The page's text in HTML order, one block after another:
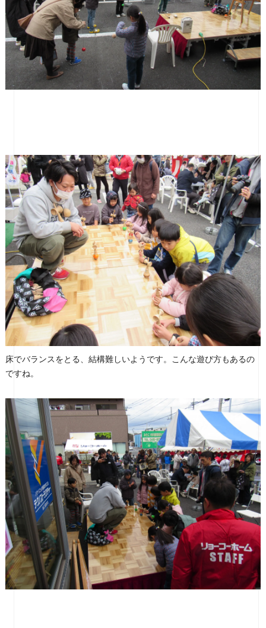
床でバランスをとる、結構難しいようです。こんな遊び方もあるの
ですね。